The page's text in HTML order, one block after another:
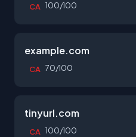
CA 100/100
example.com
CA 70/100
tinyurl.com
CA 100/100